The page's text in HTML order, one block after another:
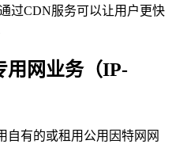
过CDN服务可以让用户更快
用网业务（IP-
自有的或租用公用因特网网